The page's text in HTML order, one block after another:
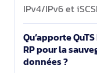
IPv4/IPv6 et
Qu’apporte
RP pour la
données ?